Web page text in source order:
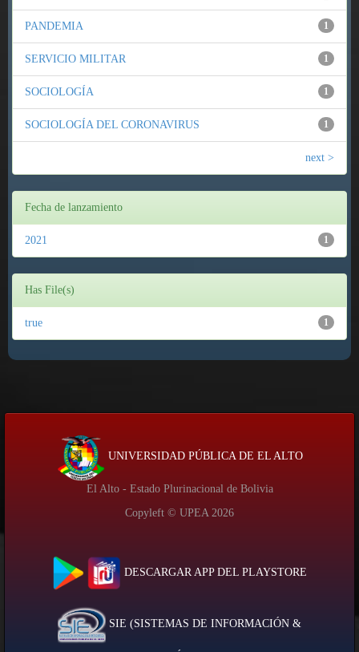
1
PANDEMIA
1
SERVICIO MILITAR
1
SOCIOLOGÍA
1
SOCIOLOGÍA DEL CORONAVIRUS
next >
Fecha de lanzamiento
1
2021
Has File(s)
1
true
UNIVERSIDAD PÚBLICA DE EL ALTO
El Alto - Estado Plurinacional de Bolivia
Copyleft © UPEA 2026
DESCARGAR APP DEL PLAYSTORE
SIE (SISTEMAS DE INFORMACIÓN &